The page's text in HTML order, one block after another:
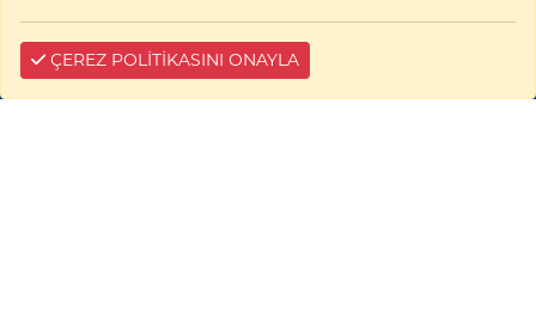
ÇEREZ POLİTİKASINI ONAYLA